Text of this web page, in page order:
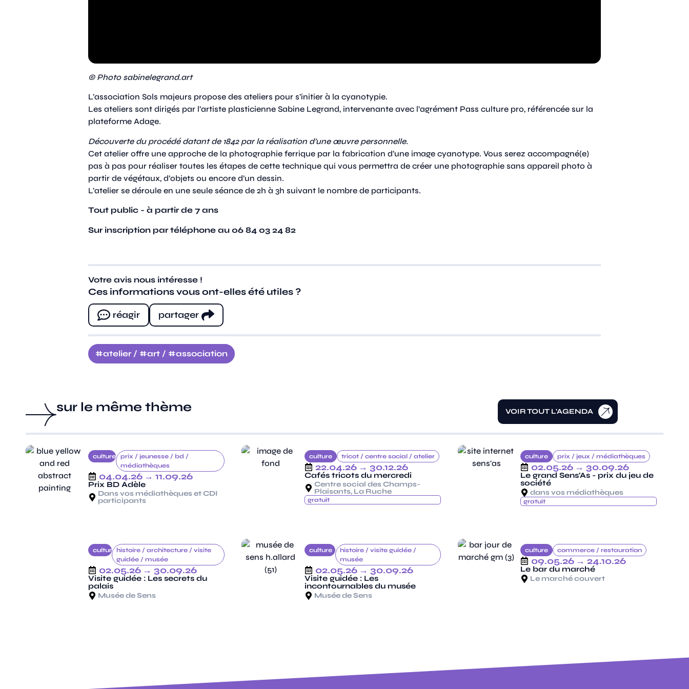
© Photo sabinelegrand.art
L’association Sols majeurs propose des ateliers pour s’initier à la cyanotypie.
Les ateliers sont dirigés par l’artiste plasticienne Sabine Legrand, intervenante avec l’agrément Pass culture pro, référencée sur la
plateforme Adage.
Découverte du procédé datant de 1842 par la réalisation d’une œuvre personnelle.
Cet atelier offre une approche de la photographie ferrique par la fabrication d’une image cyanotype. Vous serez accompagné(e)
pas à pas pour réaliser toutes les étapes de cette technique qui vous permettra de créer une photographie sans appareil photo à
partir de végétaux, d’objets ou encore d’un dessin.
L’atelier se déroule en une seule séance de 2h à 3h suivant le nombre de participants.
Tout public - à partir de 7 ans
Sur inscription par téléphone au 06 84 03 24 82
Votre avis nous intéresse !
Ces informations vous ont-elles été utiles ?
réagir partager
atelier / art / association
sur le même thème VOIR TOUT L'AGENDA
culture prix / jeunesse / bd /
médiathèques
04.04.26 → 11.09.26
Prix BD Adèle
Dans vos médiathèques et CDI
participants
culture tricot / centre social / atelier
22.04.26 → 30.12.26
Cafés tricots du mercredi
Centre social des Champs-
Plaisants, La Ruche
gratuit
culture prix /jeux /médiathèques
02.05.26 → 30.09.26
Le grand Sens'As - prix du jeu de
société
dans vos médiathèques
gratuit
culture histoire / architecture / visite
guidée / musée
02.05.26 → 30.09.26
Visite guidée : Les secrets du
palais
Musée de Sens
culture histoire /visite guidée /
musée
02.05.26 → 30.09.26
Visite guidée : Les
incontournables du musée
Musée de Sens
culture commerce /restauration
09.05.26 → 24.10.26
Le bar du marché
Le marché couvert